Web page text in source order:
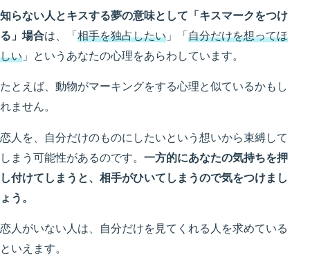
知らない人とキスする夢の意味として「キスマークをつけ
る」場合は、「相手を独占したい 」「自分だけを想ってほ
しい 」というあなたの心理をあらわしています。
たとえば、動物がマーキングをする心理と似ているかもし
れません。
恋人を、自分だけのものにしたいという想いから束縛して
しまう可能性があるのです。 一方的にあなたの気持ちを押
し付けてしまうと、相手がひいてしまうので気をつけまし
ょう。
恋人がいない人は、自分だけを見てくれる人を求めている
といえます。